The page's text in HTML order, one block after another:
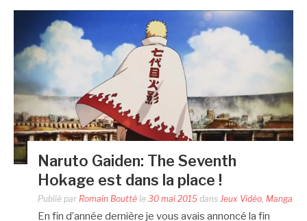
Naruto Gaiden: The Seventh
Hokage est dans la place !
Publié par Romain Boutté le 30 mai 2015 dans Jeux Vidéo Manga
En fin d’année dernière je vous avais annoncé la fin